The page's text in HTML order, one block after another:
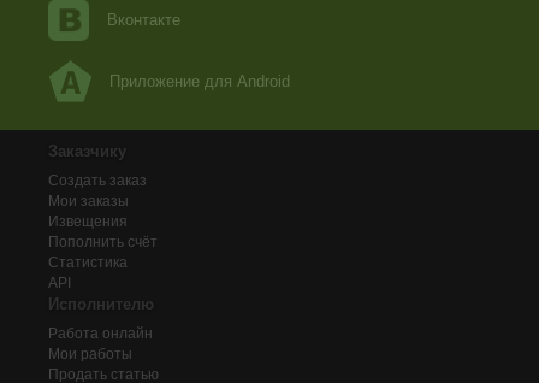
Вконтакте
Приложение для Android
Заказчику
Создать заказ
Мои заказы
Извещения
Пополнить счёт
Статистика
API
Исполнителю
Работа онлайн
Мои работы
Продать статью